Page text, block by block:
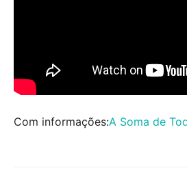
Com informações:A Soma de